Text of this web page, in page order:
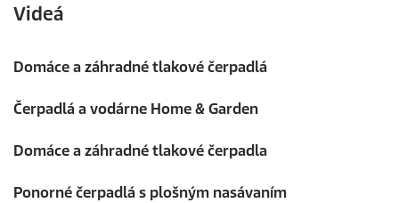
Videá
Domáce a záhradné tlakové čerpadlá
Čerpadlá a vodárne Home & Garden
Domáce a záhradné tlakové čerpadla
Ponorné čerpadlá s plošným nasávaním